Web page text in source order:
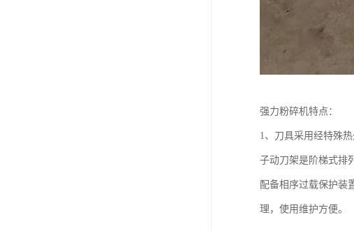
强力粉碎机特点：
1、刀具采用经特殊
子动刀架是阶梯式排
配备相序过载保护装
理，使用维护方便。